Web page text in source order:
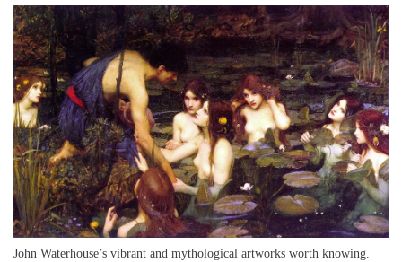
John Waterhouse’s vibrant and mythological artworks worth knowing.